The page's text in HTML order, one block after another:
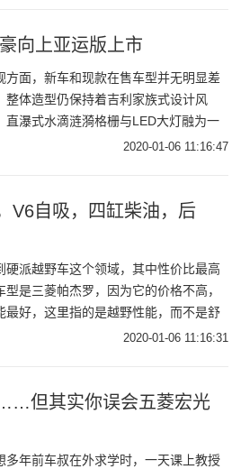
向上亚运版上市
方面，新车和现款在售车型并无明显差
整体造型仍保持着吉利家族式设计风
直瀑式水滴涟漪格栅与LED大灯融为一
剑鱼式的镀铬亮条横贯下格栅，整体造
2020-01-06 11:16:47
V6自吸，四缸柴油，后
硬派越野车这个领域，其中性价比最高
型是三菱帕杰罗，因为它的价格不高，
最好，这里指的是越野性能，而不是舒
，论舒适性日产途乐最棒，性能比较综
2020-01-06 11:16:31
但其实你误会五菱宏光
多年前车叔在外求学时，一天课上教授